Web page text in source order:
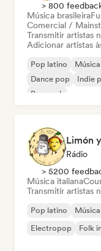
> 800
Música brasileira
Comercial /
Transmitir artistas
Adicionar artistas
Pop latino
Dance pop
Indie
Pop rock
Limón
Rádio
> 5200
Música italiana
Transmitir artistas
Pop latino
Electropop
Folk